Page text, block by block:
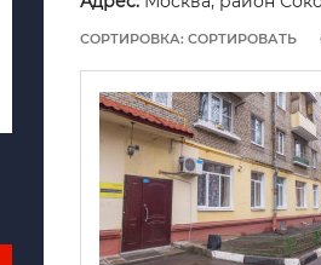
СОРТИРОВКА: СОРТИРОВАТЬ